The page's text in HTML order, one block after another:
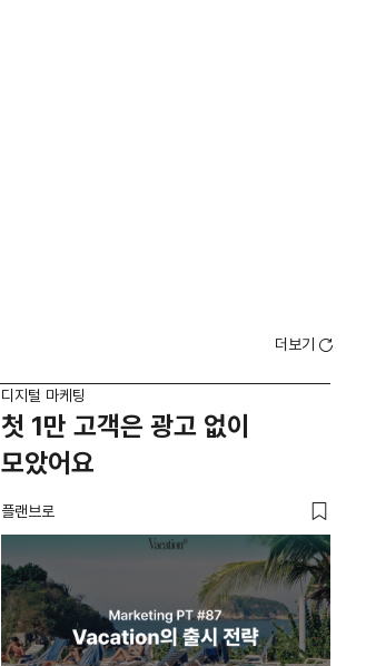
더보기
디지털 마케팅
첫 1만 고객은 광고 없이
모았어요
플랜브로